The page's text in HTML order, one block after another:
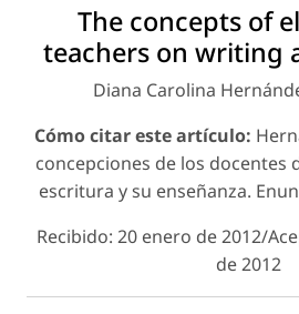
The concepts of
teachers on writing
Diana Carolina
Cómo citar este artículo:
concepciones de los docentes
escritura y su enseñanza.
Recibido: 20 enero de 2012/
de 2012